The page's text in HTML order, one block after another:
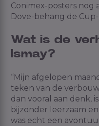
Conimex-posters nog
Dove-behang de Cup
Wat is de
Ismay?
“Mijn afgelopen
teken van de
dan vooral aan denk,
bijzonder leerzaam
was echt een